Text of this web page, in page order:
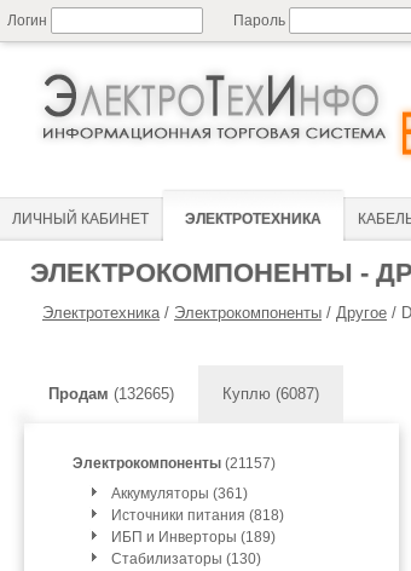
Логин Пароль
ЛИЧНЫЙ КАБИНЕТ ЭЛЕКТРОТЕХНИКА
ЭЛЕКТРОКОМПОНЕНТЫ -
Электротехника/ Электрокомпоненты / Другое /
Продам (132665) Куплю (6087)
Электрокомпоненты (21157)
Аккумуляторы (361)
Источники питания (818)
ИБП и Инверторы (189)
Стабилизаторы (130)